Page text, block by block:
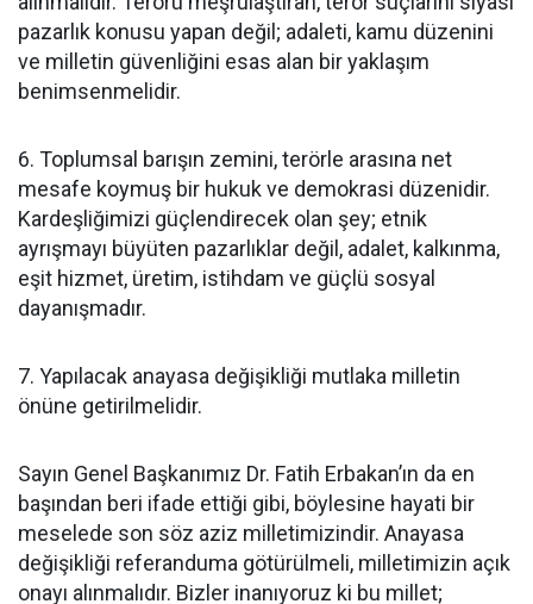
pazarlık konusu yapan değil; adaleti, kamu düzenini
ve milletin güvenliğini esas alan bir yaklaşım
benimsenmelidir.
6. Toplumsal barışın zemini, terörle arasına net
mesafe koymuş bir hukuk ve demokrasi düzenidir.
Kardeşliğimizi güçlendirecek olan şey; etnik
ayrışmayı büyüten pazarlıklar değil, adalet, kalkınma,
eşit hizmet, üretim, istihdam ve güçlü sosyal
dayanışmadır.
7. Yapılacak anayasa değişikliği mutlaka milletin
önüne getirilmelidir.
Sayın Genel Başkanımız Dr. Fatih Erbakan’ın da en
başından beri ifade ettiği gibi, böylesine hayati bir
meselede son söz aziz milletimizindir. Anayasa
değişikliği referanduma götürülmeli, milletimizin açık
onayı alınmalıdır. Bizler inanıyoruz ki bu millet;